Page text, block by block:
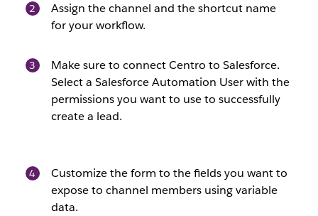
Assign the channel and the shortcut name
for your workflow.
Make sure to connect Centro to Salesforce.
Select a Salesforce Automation User with the
permissions you want to use to successfully
create a lead.
Customize the form to the fields you want to
expose to channel members using variable
data.